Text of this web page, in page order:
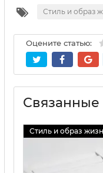
Стиль и образ
Оцените статью:
Связанные
Стиль и образ